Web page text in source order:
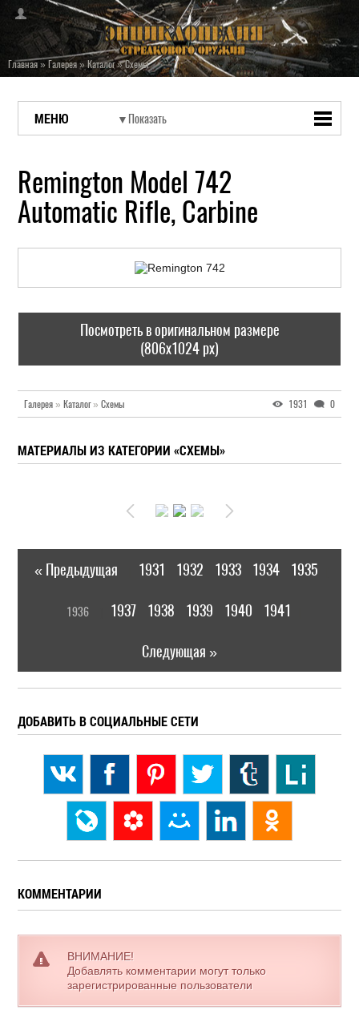
Главная»Галерея»Каталог»Схемы
МЕНЮ
Remington Model 742
Automatic Rifle, Carbine
Посмотреть в оригинальном размере
(806x1024 px)
Галерея » Каталог» Схемы 1931 0
МАТЕРИАЛЫ ИЗ КАТЕГОРИИ «СХЕМЫ»
« Предыдущая 1931 1932 1933 1934 1935
1936 1937 1938 1939 1940 1941
Следующая »
ДОБАВИТЬ В СОЦИАЛЬНЫЕ СЕТИ
КОММЕНТАРИИ
ВНИМАНИЕ!
Добавлять комментарии могут только
зарегистрированные пользователи